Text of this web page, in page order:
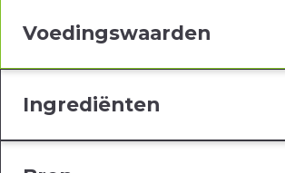
Voedingswaarden
Ingrediënten